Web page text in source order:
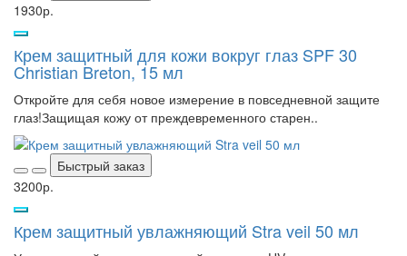
1930р.
Крем защитный для кожи вокруг глаз SPF 30
Christian Breton, 15 мл
Откройте для себя новое измерение в повседневной защите
глаз!Защищая кожу от преждевременного старен..
Быстрый заказ
3200р.
Крем защитный увлажняющий Stra veil 50 мл